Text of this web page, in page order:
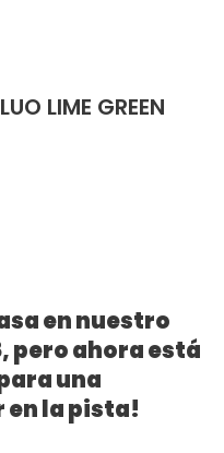
LIME GREEN
en nuestro
pero ahora está
una
en la pista!